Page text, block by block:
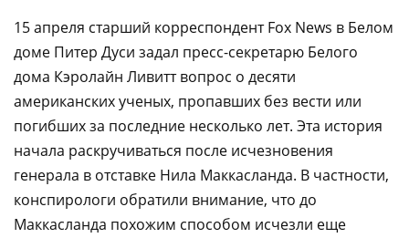
15 апреля старший корреспондент Fox News в Белом
доме Питер Дуси задал пресс-секретарю Белого
дома Кэролайн Ливитт вопрос о десяти
американских ученых, пропавших без вести или
погибших за последние несколько лет. Эта история
начала раскручиваться после исчезновения
генерала в отставке Нила Маккасланда. В частности,
конспирологи обратили внимание, что до
Маккасланда похожим способом исчезли еще